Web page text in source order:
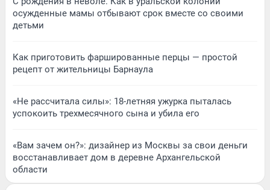
осужденные мамы отбывают срок вместе со своими
детьми
Как приготовить фаршированные перцы — простой
рецепт от жительницы Барнаула
«Не рассчитала силы»: 18-летняя ужурка пыталась
успокоить трехмесячного сына и убила его
«Вам зачем он?»: дизайнер из Москвы за свои деньги
восстанавливает дом в деревне Архангельской
области